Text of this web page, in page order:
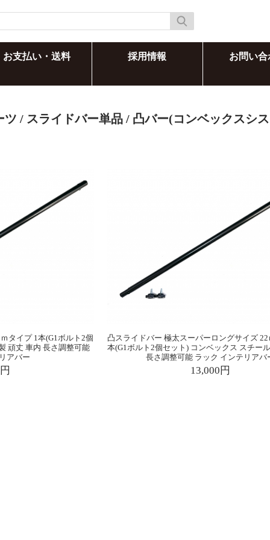
お支払い・送料 採用情報 お問い合
ツ / スライドバー単品 / 凸バー(コンベックスシ
タイプ 1本(G1ボルト2個
頑丈 車内 長さ調整可能
アバー
凸スライドバー 極太スーパーロングサイズ
本(G1ボルト2個セット) コンベックス スチー
長さ調整可能 ラック インテリアバ
13,000円